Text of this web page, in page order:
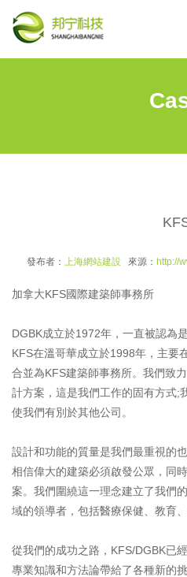
發布者： 上海網站建設 來源： http://
加拿大KFS國際建築師事務所
DGBK成立於1972年，一直被認為
KFS在溫哥華成立於1998年，主要
合並為KFS建築師事務所。我們致
計方案，這是我們工作的固有方式;
使我們有別於其他公司。
設計和功能的質量是我們最重視的
相信偉大的建築必須啟發公眾，同
案。我們圍繞這一理念建立了我們
域的領導者，包括醫療保健、教育
從我們的成功之路，KFS/DGBK已
專業知識和方法論帶給了各種新的